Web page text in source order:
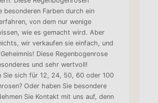
besonderen Farben durch ein
von dem nur wenige
wie es gemacht wird. Aber
wir verkaufen sie einfach, und
Diese Regenbogenrose
und sehr wertvoll!
Sie sich für 12, 24, 50, 60 oder 100
Oder haben Sie besondere
Sie Kontakt mit uns auf, denn